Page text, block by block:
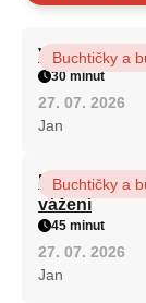
Vláčná
Buchtičky a
30 minut
27. 07. 2026
Jan
Hrnková
vážení
Buchtičky a
45 minut
27. 07. 2026
Jan